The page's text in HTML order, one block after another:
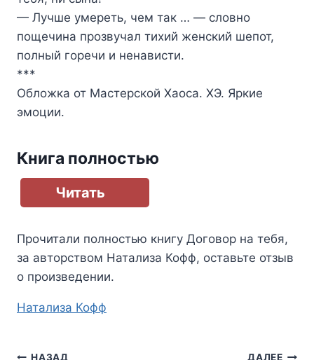
— Лучше умереть, чем так … — словно
пощечина прозвучал тихий женский шепот,
полный горечи и ненависти.
***
Обложка от Мастерской Хаоса. ХЭ. Яркие
эмоции.
Книга полностью
Читать
Прочитали полностью книгу Договор на тебя,
за авторством Натализа Кофф, оставьте отзыв
о произведении.
Метки
Натализа Кофф
НАЗАД ДАЛЕЕ